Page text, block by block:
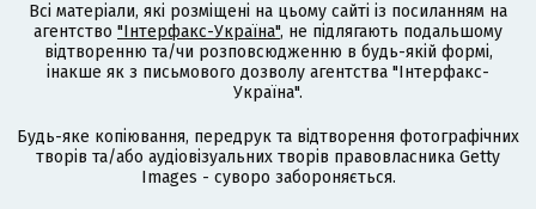
Всі матеріали, які розміщені на цьому сайті із посиланням на
агентство "Інтерфакс-Україна", не підлягають подальшому
відтворенню та/чи розповсюдженню в будь-якій формі,
інакше як з письмового дозволу агентства "Інтерфакс-
Україна".
Будь-яке копіювання, передрук та відтворення фотографічних
творів та/або аудіовізуальних творів правовласника Getty
Images - суворо забороняється.